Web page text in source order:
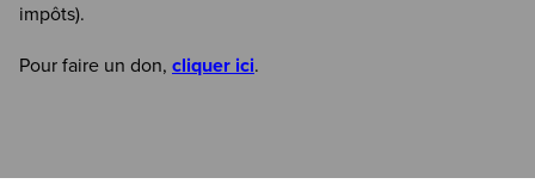
impôts).
Pour faire un don, cliquer ici.